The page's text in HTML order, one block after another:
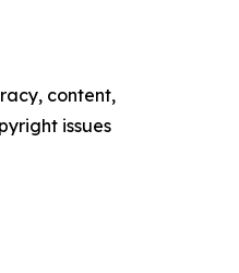
content,
issues